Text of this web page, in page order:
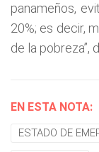
panameños,
20%; es decir,
de la pobreza”,
EN ESTA NOTA:
ESTADO DE